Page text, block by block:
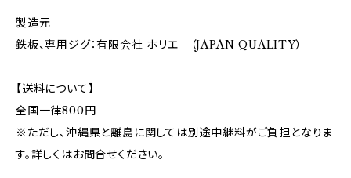
製造元
鉄板、専用ジグ：有限会社 ホリエ （JAPAN QUALITY）
【送料について】
全国一律800円
※ただし、沖縄県と離島に関しては別途中継料がご負担となりま
す。詳しくはお問合せください。